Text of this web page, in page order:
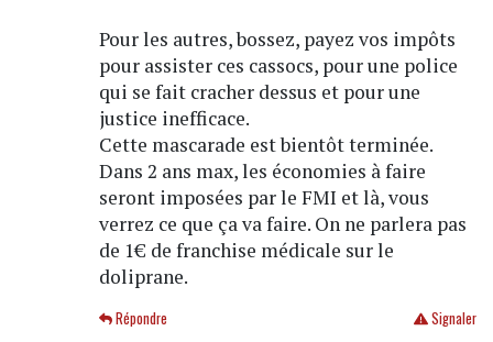
Pour les autres, bossez, payez vos impôts
pour assister ces cassocs, pour une police
qui se fait cracher dessus et pour une
justice inefficace.
Cette mascarade est bientôt terminée.
Dans 2 ans max, les économies à faire
seront imposées par le FMI et là, vous
verrez ce que ça va faire. On ne parlera pas
de 1€ de franchise médicale sur le
doliprane.
Signaler
Répondre